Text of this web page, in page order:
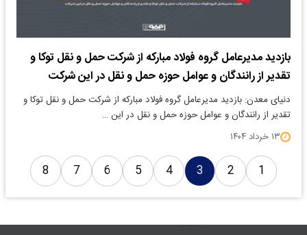
بازدید مدیرعامل گروه فولاد مبارکه از شرکت حمل و نقل توکا و
تقدیر از رانندگان و عوامل حوزه حمل و نقل در این شرکت
دنیای معدن: بازدید مدیرعامل گروه فولاد مبارکه از شرکت حمل و نقل توکا و
تقدیر از رانندگان و عوامل حوزه حمل و نقل در این …
۱۳ خرداد ۱۴۰۴
1
2
3
4
5
6
7
8